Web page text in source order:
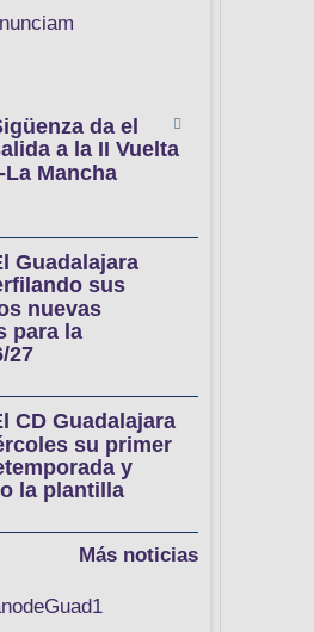
da el
a la II Vuelta
Mancha
Guadalajara
sus
nuevas
para la
27
CD Guadalajara
su primer
y
la plantilla
Más noticias